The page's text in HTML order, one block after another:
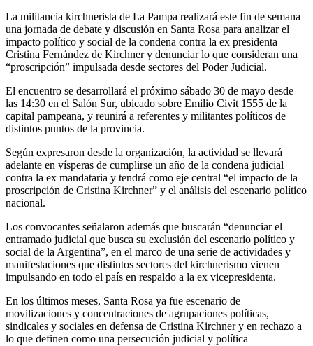
La militancia kirchnerista de La Pampa realizará este fin de semana
una jornada de debate y discusión en Santa Rosa para analizar el
impacto político y social de la condena contra la ex presidenta
Cristina Fernández de Kirchnery denunciar lo que consideran una
“proscripción” impulsada desde sectores del Poder Judicial.
El encuentro se desarrollará el próximo sábado 30 de mayo desde
las 14:30 en el Salón Sur, ubicado sobre Emilio Civit 1555 de la
capital pampeana, y reunirá a referentes y militantes políticos de
distintos puntos de la provincia.
Según expresaron desde la organización, la actividad se llevará
adelante en vísperas de cumplirse un año de la condena judicial
contra la ex mandataria y tendrá como eje central “el impacto de la
proscripción de Cristina Kirchner” y el análisis del escenario político
nacional.
Los convocantes señalaron además que buscarán “denunciar el
entramado judicial que busca su exclusión del escenario político y
social de la Argentina”, en el marco de una serie de actividades y
manifestaciones que distintos sectores del kirchnerismo vienen
impulsando en todo el país en respaldo a la ex vicepresidenta.
En los últimos meses, Santa Rosa ya fue escenario de
movilizaciones y concentraciones de agrupaciones políticas,
sindicales y sociales en defensa de Cristina Kirchner y en rechazo a
lo que definen como una persecución judicial y política